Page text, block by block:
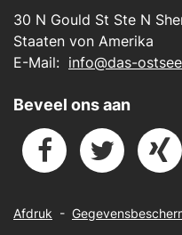
30 N Gould St Ste N
Staaten von Amerika
E-Mail: info@das-
Beveel ons aan
Afdruk -